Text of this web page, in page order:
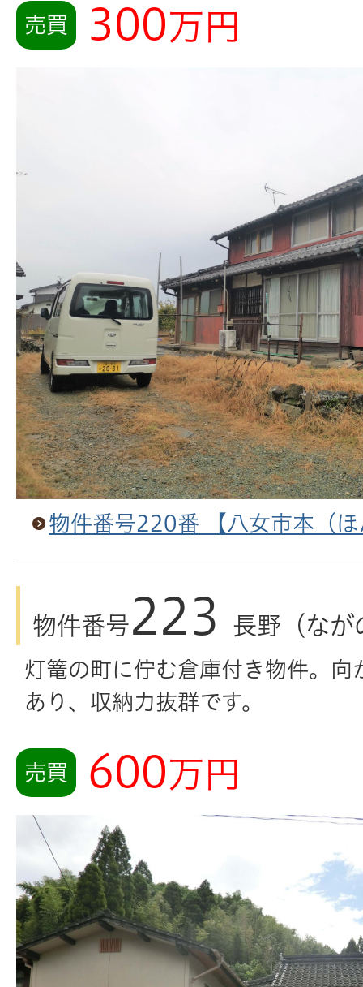
売買 300万円
物件番号220番 【八女市本（
物件番号223 長野（なが
灯篭の町に佇む倉庫付き物件。向
あり、収納力抜群です。
売買 600万円